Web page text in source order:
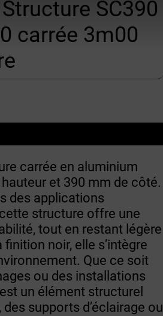
SC390
carrée 3m00
carrée en aluminium
et 390 mm de côté.
des applications
structure offre une
tout en restant légère
noir, elle s’intègre
Que ce soit
ou des installations
un élément structurel
supports d’éclairage ou